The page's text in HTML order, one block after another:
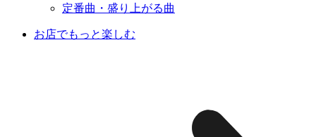
定番曲・盛り上がる曲
お店でもっと楽しむ